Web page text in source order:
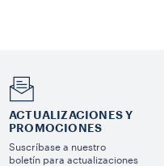
ACTUALIZACIONES Y
PROMOCIONES
Suscríbase a nuestro
boletín para actualizaciones